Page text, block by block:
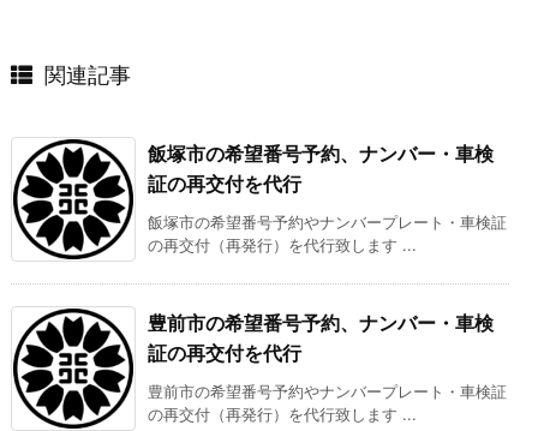
関連記事
飯塚市の希望番号予約、ナンバー・車検
証の再交付を代行
飯塚市の希望番号予約やナンバープレート・車検証
の再交付（再発行）を代行致します ...
豊前市の希望番号予約、ナンバー・車検
証の再交付を代行
豊前市の希望番号予約やナンバープレート・車検証
の再交付（再発行）を代行致します ...